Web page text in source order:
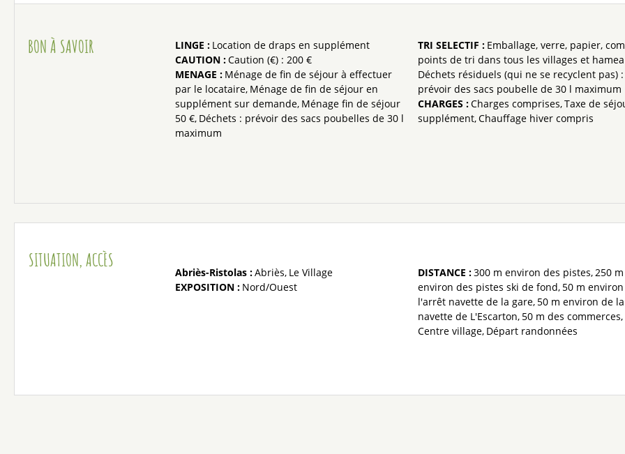
BON À SAVOIR LINGE : Location de draps en supplément
CAUTION :Caution (€) : 200 €
MENAGE : Ménage de fin de séjour à effectuer
par le locataire Ménage de fin de séjour en
supplément sur demande Ménage fin de séjour
50 € Déchets : prévoir des sacs poubelles de 30 l
maximum
TRI SELECTIF : Emballage, verre, papier,
points de tri dans tous les villages et
Déchets résiduels (qui ne se recyclent pas) :
prévoir des sacs poubelle de 30 l maximum
CHARGES :Charges comprises Taxe de
supplément Chauffage hiver compris
SITUATION, ACCÈS
Abriès-Ristolas :Abriès Le Village
EXPOSITION : Nord/Ouest
DISTANCE :300 m environ des pistes 250 m
environ des pistes ski de fond 50 m
l'arrêt navette de la gare 50 m environ de la
navette de L'Escarton 50 m des commerces
Centre village Départ randonnées